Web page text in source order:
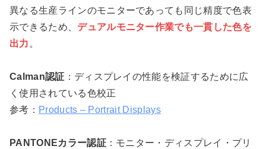
異なる生産ラインのモニターであっても同じ精度で色表
示できるため、 デュアルモニター作業でも一貫した色を
出力 。
Calman認証 ：ディスプレイの性能を検証するために広
く使用されている色校正
参考： Products – Portrait Displays
PANTONEカラー認証：モニター・ディスプレイ・プリ